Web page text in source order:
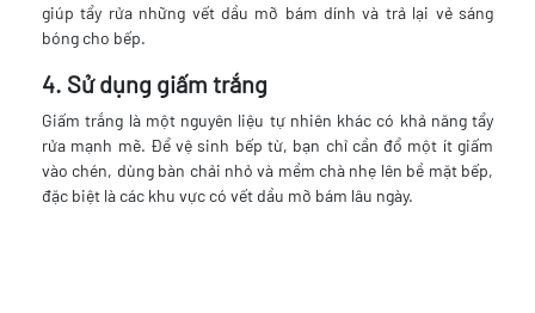
giúp tẩy rửa những vết dầu mỡ bám dính và trả lại vẻ sáng
bóng cho bếp.
4. Sử dụng giấm trắng
Giấm trắng là một nguyên liệu tự nhiên khác có khả năng tẩy
rửa mạnh mẽ. Để vệ sinh bếp từ, bạn chỉ cần đổ một ít giấm
vào chén, dùng bàn chải nhỏ và mềm chà nhẹ lên bề mặt bếp,
đặc biệt là các khu vực có vết dầu mỡ bám lâu ngày.